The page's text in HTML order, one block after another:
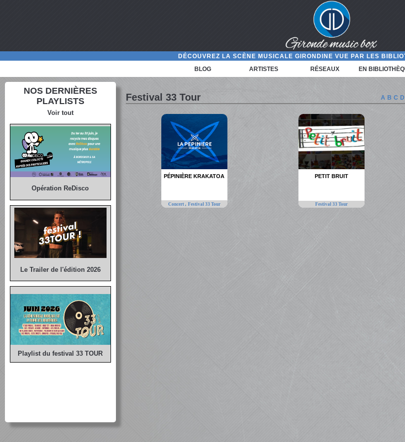
DÉCOUVREZ LA SCÈNE MUSICALE GIRONDINE VUE PAR LES
BLOG
ARTISTES RÉSEAUX EN
NOS DERNIÈRES
PLAYLISTS
Voir tout
Opération ReDisco
Le Trailer de l'édition 2026
Playlist du festival 33 TOUR
Festival 33 Tour A B C D
PÉPINIÈRE KRAKATOA
Concert , Festival 33 Tour
PETIT BRUIT
Festival 33 Tour